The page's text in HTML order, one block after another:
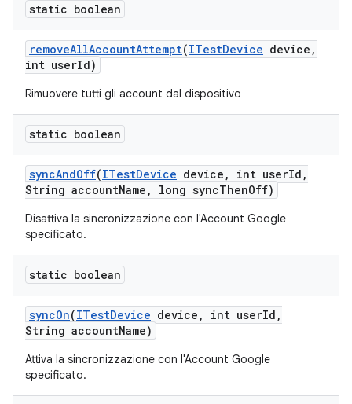
static boolean
removeAllAccountAttempt(ITestDevice device ,
int userId)
Rimuovere tutti gli account dal dispositivo
static boolean
syncAndOff(ITestDevice device , int userId ,
String accountName , long syncThenOff)
Disattiva la sincronizzazione con l'Account Google
specificato.
static boolean
syncOn(ITestDevice device , int userId ,
String accountName)
Attiva la sincronizzazione con l'Account Google
specificato.